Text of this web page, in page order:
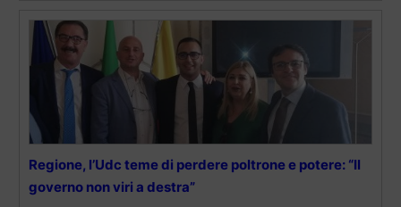
Regione, l’Udc teme di perdere poltrone e potere: “Il
governo non viri a destra”